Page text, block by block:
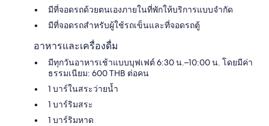
มีที่จอดรถด้วยตนเองภายในที่พักให้บริการแบบจำกัด
มีที่จอดรถสำหรับผู้ใช้รถเข็นและที่จอดรถตู้
อาหารและเครื่องดื่ม
มีทุกวันอาหารเช้าแบบบุฟเฟต์ 6:30 น.–10:00 น. โดยมีค่า
ธรรมเนียม: 600 THB ต่อคน
1 บาร์ในสระว่ายน้ำ
1 บาร์ริมสระ
1 บาร์ริมหาด